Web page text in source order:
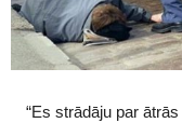
“Es strādāju par